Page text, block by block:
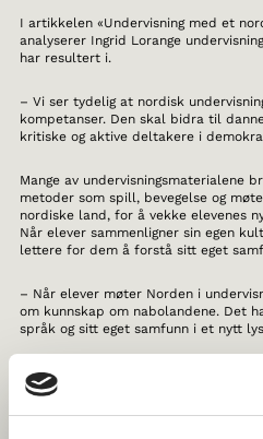
I artikkelen «Undervisning med et
analyserer Ingrid Lorange
har resultert i.
– Vi ser tydelig at nordisk
kompetanser. Den skal bidra til
kritiske og aktive deltakere i
Mange av undervisningsmaterialene
metoder som spill, bevegelse og
nordiske land, for å vekke elevenes
Når elever sammenligner sin egen
lettere for dem å forstå sitt eget
– Når elever møter Norden i
om kunnskap om nabolandene. Det
språk og sitt eget samfunn i et nytt